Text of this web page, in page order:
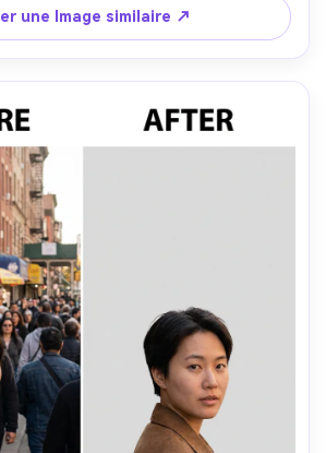
et la texture du tissu nets- -ar 4:5
une Image similaire ↗